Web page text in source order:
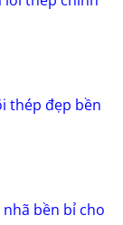
thép đẹp bền
bền bỉ cho